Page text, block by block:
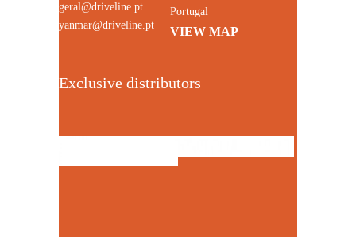
geral@driveline.pt
yanmar@driveline.pt
Portugal
VIEW MAP
Exclusive distributors